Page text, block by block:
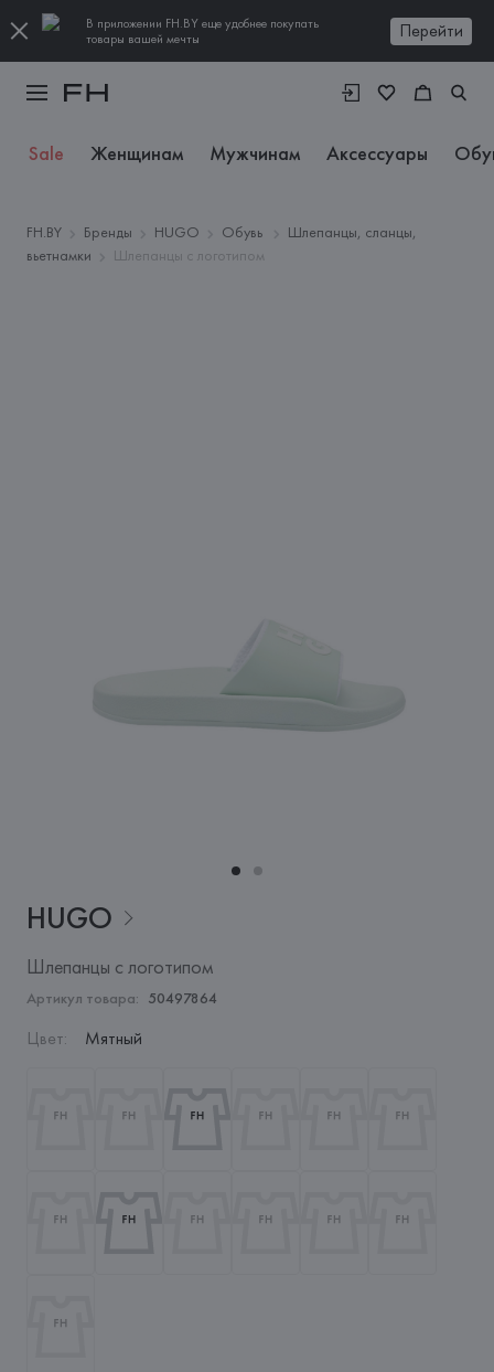
В приложении FH.BY еще удобнее покупать
товары вашей мечты
Перейти
Sale Женщинам Мужчинам Аксессуары
FH.BY Бренды HUGO Обувь
Шлепанцы, сланцы,
вьетнамки
Шлепанцы с логотипом
HUGO
Шлепанцы с логотипом
Артикул товара: 50497864
Цвет: Мятный